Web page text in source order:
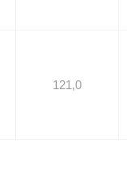
121,0